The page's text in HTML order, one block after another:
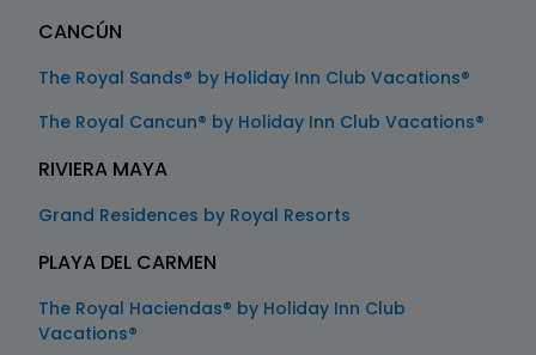
CANCÚN
The Royal Sands® by Holiday Inn Club Vacations®
The Royal Cancun® by Holiday Inn Club Vacations®
RIVIERA MAYA
Grand Residences by Royal Resorts
PLAYA DEL CARMEN
The Royal Haciendas® by Holiday Inn Club
Vacations®